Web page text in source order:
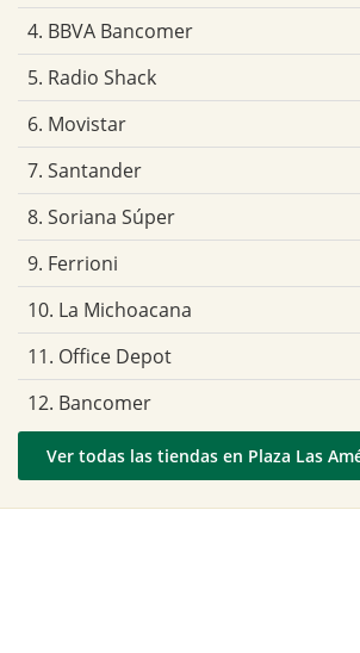
4. BBVA Bancomer
5. Radio Shack
6. Movistar
7. Santander
8. Soriana Súper
9. Ferrioni
10. La Michoacana
11. Office Depot
12. Bancomer
Ver todas las tiendas en Plaza Las